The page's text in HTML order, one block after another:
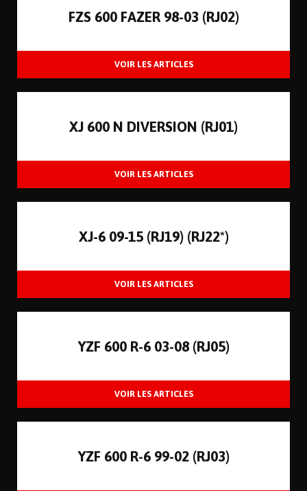
FZS 600 FAZER 98-03 (RJ02)
XJ 600 N DIVERSION (RJ01)
XJ-6 09-15 (RJ19) (RJ22*)
YZF 600 R-6 03-08 (RJ05)
YZF 600 R-6 99-02 (RJ03)